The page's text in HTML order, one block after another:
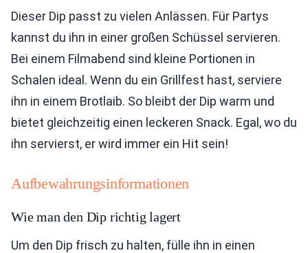
Dieser Dip passt zu vielen Anlässen. Für Partys
kannst du ihn in einer großen Schüssel servieren.
Bei einem Filmabend sind kleine Portionen in
Schalen ideal. Wenn du ein Grillfest hast, serviere
ihn in einem Brotlaib. So bleibt der Dip warm und
bietet gleichzeitig einen leckeren Snack. Egal, wo du
ihn servierst, er wird immer ein Hit sein!
Aufbewahrungsinformationen
Wie man den Dip richtig lagert
Um den Dip frisch zu halten, fülle ihn in einen